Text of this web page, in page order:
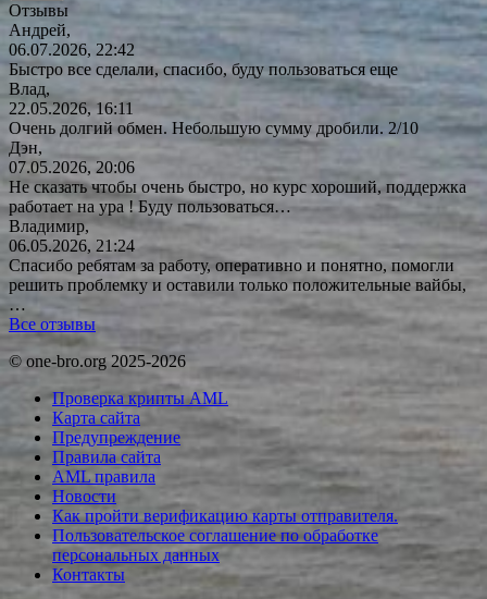
Отзывы
Андрей,
06.07.2026, 22:42
Быстро все сделали, спасибо, буду пользоваться еще
Влад,
22.05.2026, 16:11
Очень долгий обмен. Небольшую сумму дробили. 2/10
Дэн,
07.05.2026, 20:06
Не сказать чтобы очень быстро, но курс хороший, поддержка
работает на ура ! Будупользоваться…
Владимир,
06.05.2026, 21:24
Спасибо ребятам за работу, оперативно и понятно, помогли
решить проблемку и оставили только положительные вайбы,
…
Все отзывы
© one-bro.org 2025-2026
Проверка крипты AML
Карта сайта
Предупреждение
Правила сайта
AML правила
Новости
Как пройти верификацию карты отправителя.
Пользовательское соглашение по обработке
персональных данных
Контакты